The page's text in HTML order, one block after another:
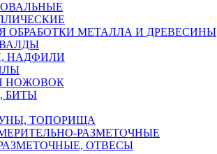
ОБРАБОТКИ МЕТАЛЛА И ДРЕВЕСИНЫ
НАДФИЛИ
НОЖОВОК
БИТЫ
ТОПОРИЩА
РАЗМЕТОЧНЫЕ
ОТВЕСЫ